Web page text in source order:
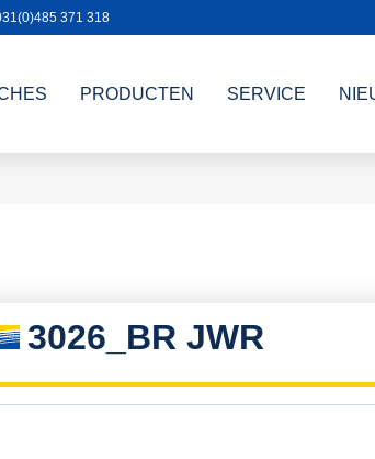
371 318
PRODUCTEN SERVICE
3026_BR JWR